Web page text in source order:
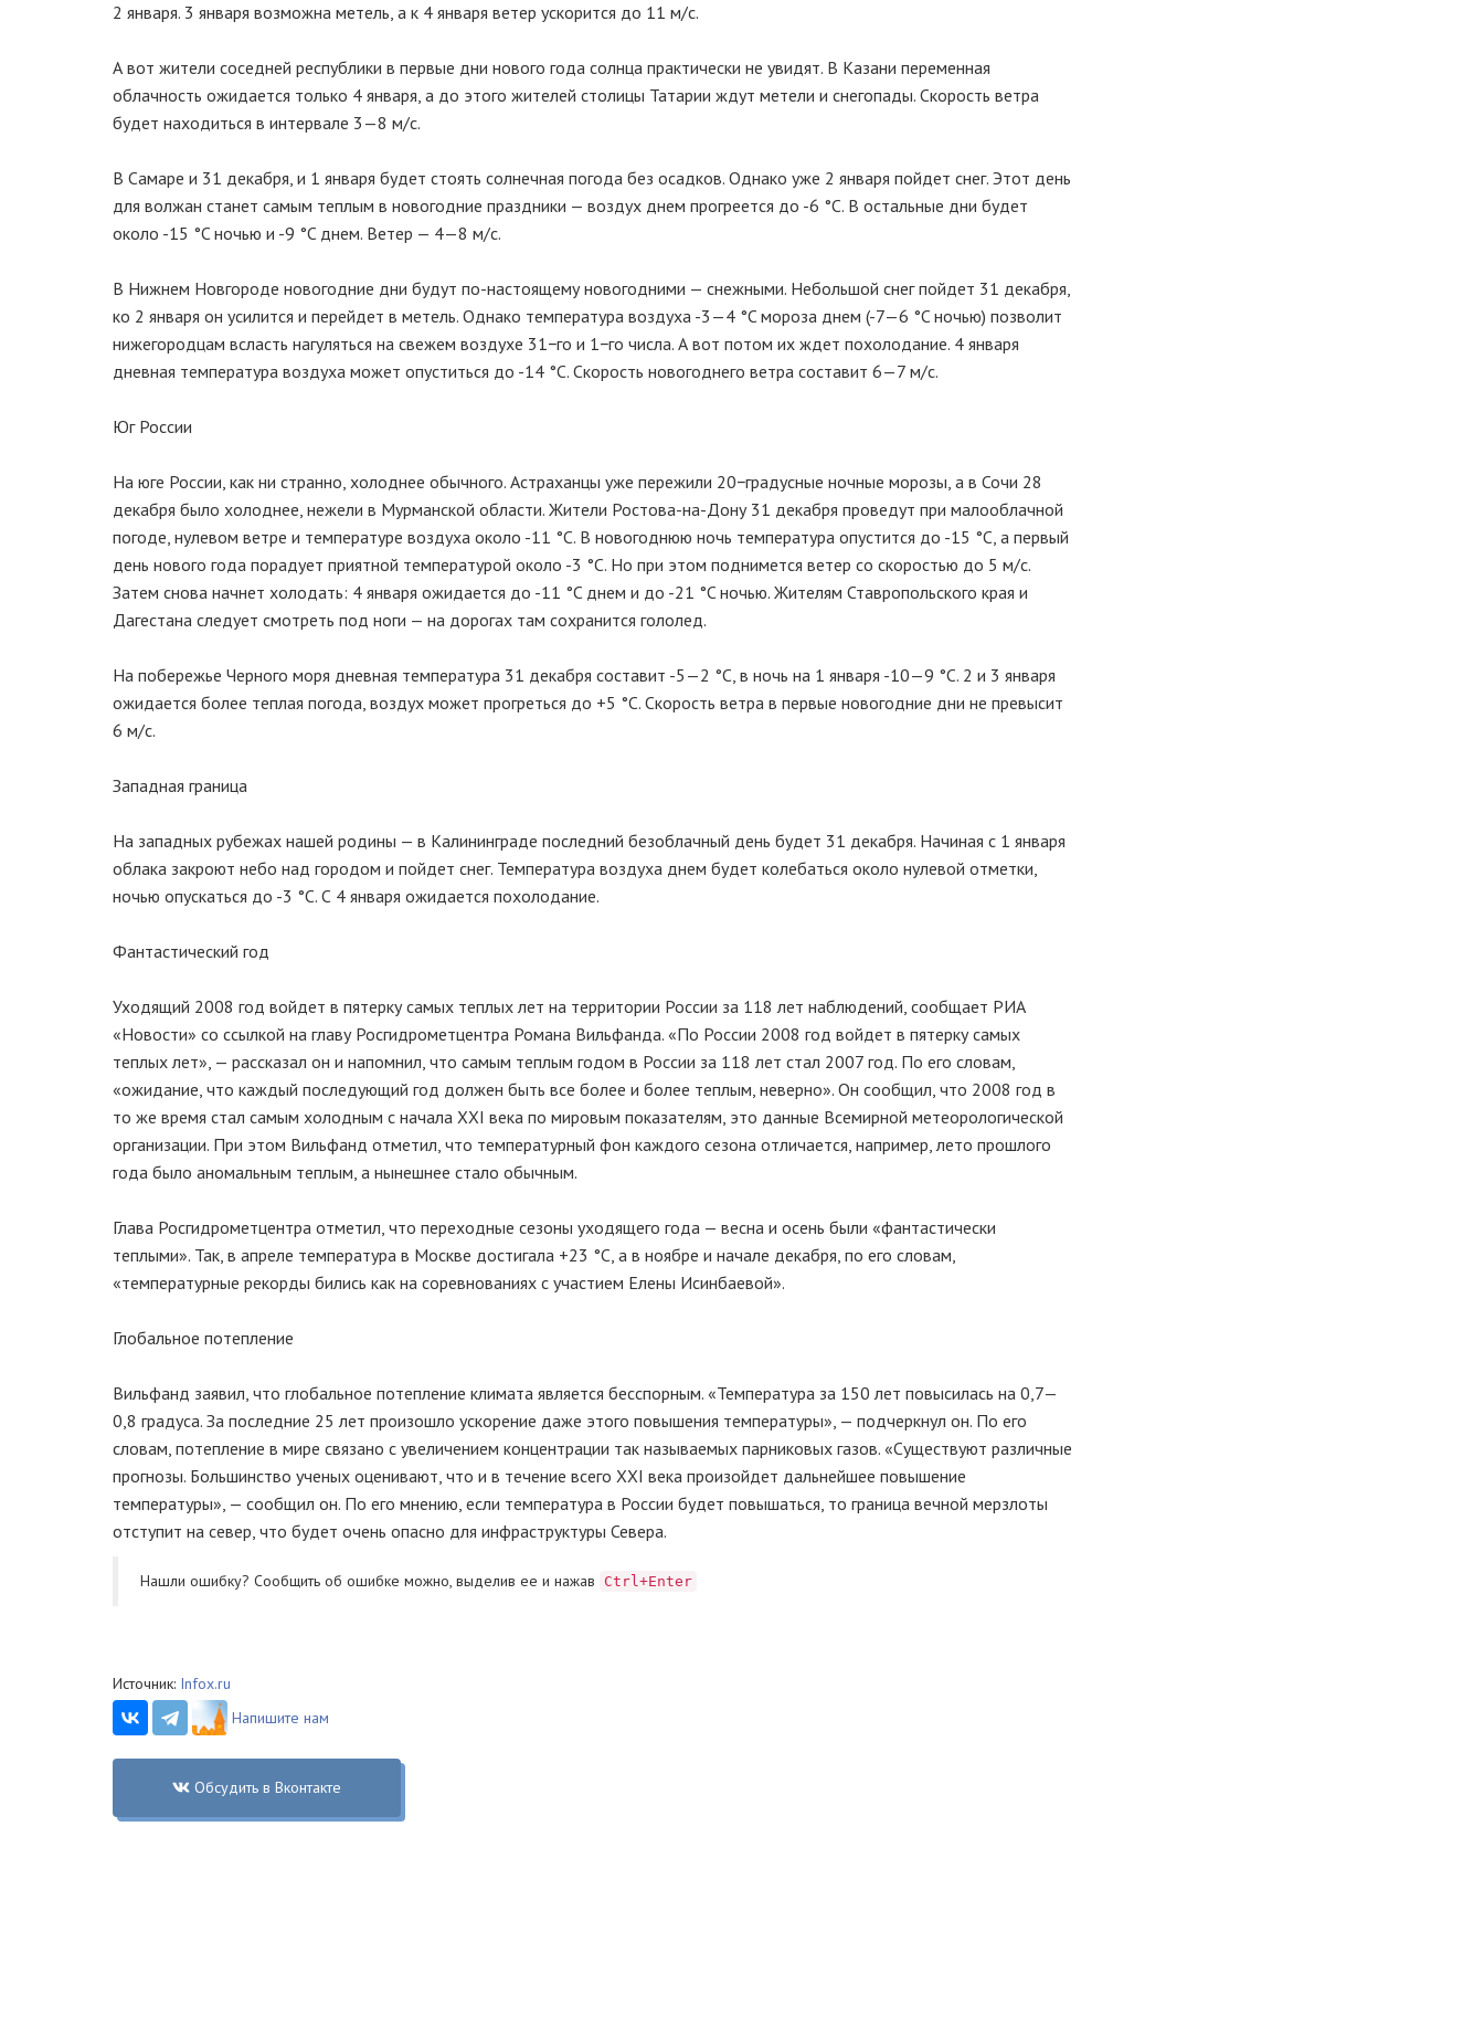
2 января. 3 января возможна метель, а к 4 января ветер ускорится до 11 м/с.
А вот жители соседней республики в первые дни нового года солнца практически не увидят. В Казани переменная
облачность ожидается только 4 января, а до этого жителей столицы Татарии ждут метели и снегопады. Скорость ветра
будет находиться в интервале 3—8 м/с.
В Самаре и 31 декабря, и 1 января будет стоять солнечная погода без осадков. Однако уже 2 января пойдет снег. Этот день
для волжан станет самым теплым в новогодние праздники — воздух днем прогреется до -6 °C. В остальные дни будет
около -15 °C ночью и -9 °C днем. Ветер — 4—8 м/с.
В Нижнем Новгороде новогодние дни будут по-настоящему новогодними — снежными. Небольшой снег пойдет 31 декабря,
ко 2 января он усилится и перейдет в метель. Однако температура воздуха -3—4 °C мороза днем (-7—6 °C ночью) позволит
нижегородцам всласть нагуляться на свежем воздухе 31−го и 1−го числа. А вот потом их ждет похолодание. 4 января
дневная температура воздуха может опуститься до -14 °C. Скорость новогоднего ветра составит 6—7 м/с.
Юг России
На юге России, как ни странно, холоднее обычного. Астраханцы уже пережили 20−градусные ночные морозы, а в Сочи 28
декабря было холоднее, нежели в Мурманской области. Жители Ростова-на-Дону 31 декабря проведут при малооблачной
погоде, нулевом ветре и температуре воздуха около -11 °C. В новогоднюю ночь температура опустится до -15 °C, а первый
день нового года порадует приятной температурой около -3 °C. Но при этом поднимется ветер со скоростью до 5 м/с.
Затем снова начнет холодать: 4 января ожидается до -11 °C днем и до -21 °C ночью. Жителям Ставропольского края и
Дагестана следует смотреть под ноги — на дорогах там сохранится гололед.
На побережье Черного моря дневная температура 31 декабря составит -5—2 °C, в ночь на 1 января -10—9 °C. 2 и 3 января
ожидается более теплая погода, воздух может прогреться до +5 °C. Скорость ветра в первые новогодние дни не превысит
6 м/с.
Западная граница
На западных рубежах нашей родины — в Калининграде последний безоблачный день будет 31 декабря. Начиная с 1 января
облака закроют небо над городом и пойдет снег. Температура воздуха днем будет колебаться около нулевой отметки,
ночью опускаться до -3 °C. С 4 января ожидается похолодание.
Фантастический год
Уходящий 2008 год войдет в пятерку самых теплых лет на территории России за 118 лет наблюдений, сообщает РИА
«Новости» со ссылкой на главу Росгидрометцентра Романа Вильфанда. «По России 2008 год войдет в пятерку самых
теплых лет», — рассказал он и напомнил, что самым теплым годом в России за 118 лет стал 2007 год. По его словам,
«ожидание, что каждый последующий год должен быть все более и более теплым, неверно». Он сообщил, что 2008 год в
то же время стал самым холодным с начала XXI века по мировым показателям, это данные Всемирной метеорологической
организации. При этом Вильфанд отметил, что температурный фон каждого сезона отличается, например, лето прошлого
года было аномальным теплым, а нынешнее стало обычным.
Глава Росгидрометцентра отметил, что переходные сезоны уходящего года — весна и осень были «фантастически
теплыми». Так, в апреле температура в Москве достигала +23 °C, а в ноябре и начале декабря, по его словам,
«температурные рекорды бились как на соревнованиях с участием Елены Исинбаевой».
Глобальное потепление
Вильфанд заявил, что глобальное потепление климата является бесспорным. «Температура за 150 лет повысилась на 0,7—
0,8 градуса. За последние 25 лет произошло ускорение даже этого повышения температуры», — подчеркнул он. По его
словам, потепление в мире связано с увеличением концентрации так называемых парниковых газов. «Существуют различные
прогнозы. Большинство ученых оценивают, что и в течение всего XXI века произойдет дальнейшее повышение
температуры», — сообщил он. По его мнению, если температура в России будет повышаться, то граница вечной мерзлоты
отступит на север, что будет очень опасно для инфраструктуры Севера.
Нашли ошибку? Cообщить об ошибке можно, выделив ее и нажав Ctrl+Enter
Источник: Infox.ru
Напишите нам
Обсудить в Вконтакте